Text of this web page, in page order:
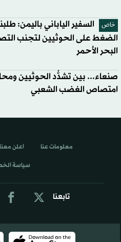
خاص
السفير الياباني باليمن:
الضغط على الحوثيين لتجنب
البحر الأحمر
صنعاء... بين تشدُّد الحوثيين
امتصاص الغضب الشعبي
تابعنا
معلومات عنا اعلن معنا
سياسة